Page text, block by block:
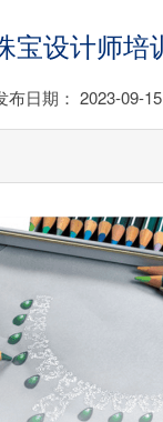
宝设计师培
布日期： 2023-09-15